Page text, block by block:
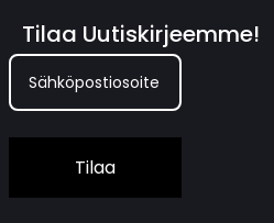
Tilaa Uutiskirjeemme!
Tilaa